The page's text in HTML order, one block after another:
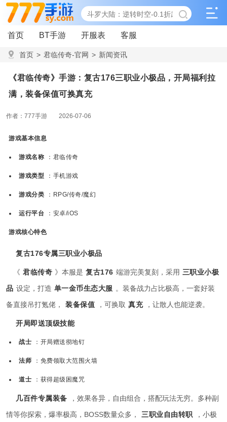
首页 BT手游 开服表 客服
首页 > 君临传奇-官网 > 新闻资讯
《君临传奇》手游：复古176三职业小极品，开局福利拉
满，装备保值可换真充
作者：777手游 2026-07-06
游戏基本信息
游戏名称 ：君临传奇
游戏类型 ：手机游戏
游戏分类 ：RPG/传奇/魔幻
运行平台 ：安卓/iOS
游戏核心特色
复古176专属三职业小极品
《 君临传奇 》本服是 复古176 端游完美复刻，采用 三职业小极
品 设定，打造 单一金币生态大服 。装备战力占比极高，一套好装
备直接吊打氪佬，
装备保值 ，可换取 真充 ，让散人也能逆袭。
开局即送顶级技能
战士 ：开局赠送彻地钉
法师 ：免费领取大范围火墙
道士 ：获得超级困魔咒
几百件专属装备
，效果各异，自由组合，搭配玩法无穷。多种副
情等你探索，爆率极高，BOSS数量众多，
三职业自由转职
，小极